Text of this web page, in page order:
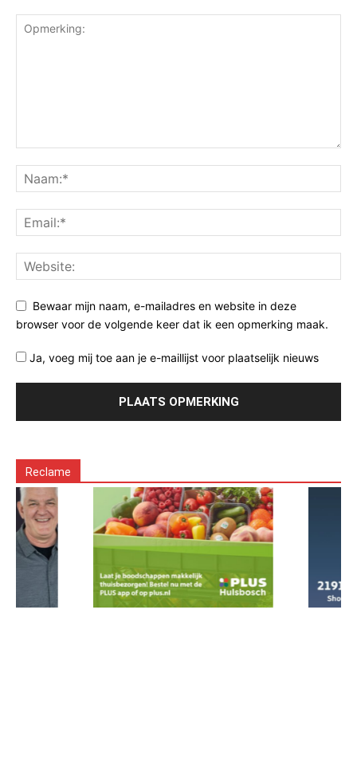
Bewaar mijn naam, e-mailadres en website in deze
browser voor de volgende keer dat ik een opmerking maak.
Ja, voeg mij toe aan je e-maillijst voor plaatselijk nieuws
Reclame